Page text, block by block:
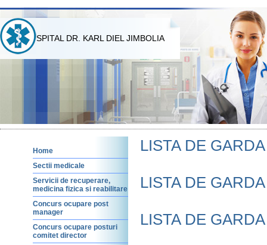
SPITAL DR. KARL DIEL JIMBOLIA
LISTA DE
LISTA DE
LISTA DE
Home
Sectii medicale
Servicii de recuperare,
medicina fizica si reabilitare
Concurs ocupare post
manager
Concurs ocupare posturi
comitet director